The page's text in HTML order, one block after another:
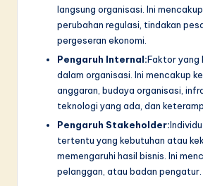
langsung organisasi. Ini
perubahan regulasi, tindakan
pergeseran ekonomi.
Pengaruh Internal:Faktor yang
dalam organisasi. Ini mencakup
anggaran, budaya organisasi,
teknologi yang ada, dan
Pengaruh Stakeholder:
tertentu yang kebutuhan atau
memengaruhi hasil bisnis. Ini
pelanggan, atau badan pengatur.